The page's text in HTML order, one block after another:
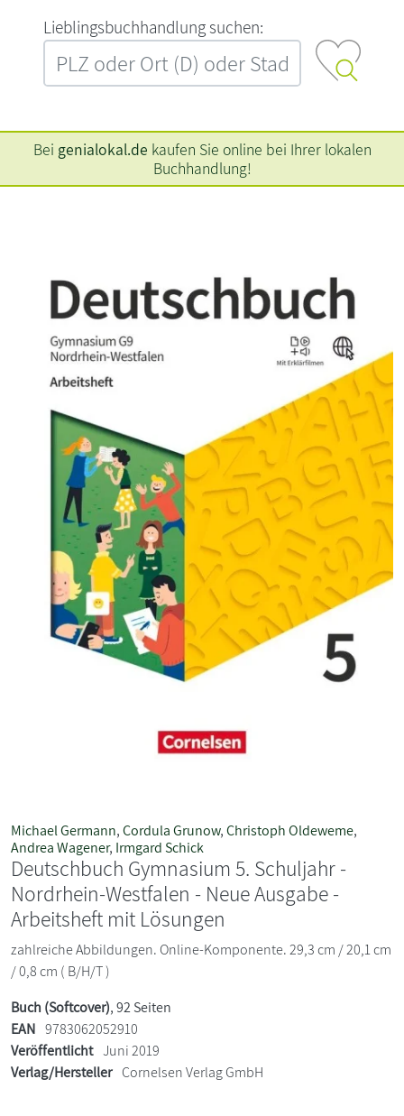
L‍i‍e‍b‍l‍i‍n‍g‍s‍b‍u‍c‍h‍h‍a‍n‍d‍l‍u‍n‍g‍ ‍s‍u‍c‍h‍e‍n‍:‍
Bei genialokal.de kaufen Sie online bei Ihrer lokalen
Buchhandlung!
Michael Germann,Cordula Grunow,Christoph Oldeweme,
Andrea Wagener, Irmgard Schick
Deutschbuch Gymnasium 5. Schuljahr -
Nordrhein-Westfalen - Neue Ausgabe -
Arbeitsheft mit Lösungen
zahlreiche Abbildungen. Online-Komponente. 29,3 cm / 20,1 cm
/ 0,8 cm ( B/H/T )
Buch (Softcover), 92 Seiten
EAN 9783062052910
Veröffentlicht Juni 2019
Verlag/Hersteller Cornelsen Verlag GmbH